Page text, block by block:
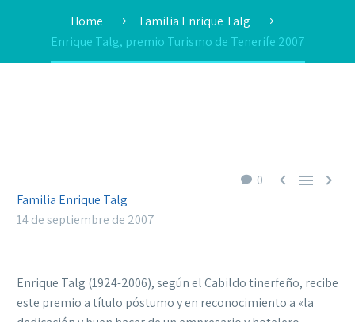
Home
Familia Enrique Talg
Enrique Talg, premio Turismo de Tenerife 2007
0   
Familia Enrique Talg
14 de septiembre de 2007
Enrique Talg (1924-2006), según el Cabildo tinerfeño, recibe
este premio a título póstumo y en reconocimiento a «la